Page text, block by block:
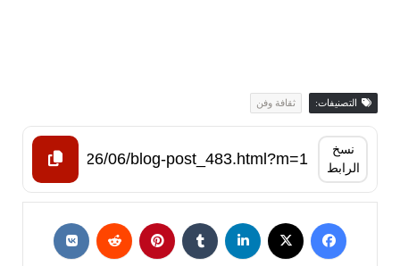
التصنيفات: ثقافة وفن
نسخ
الرابط